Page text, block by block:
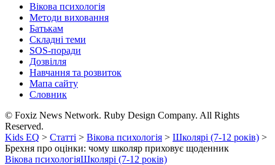
Вікова психологія
Методи виховання
Батькам
Складні теми
SOS-поради
Дозвілля
Навчання та розвиток
Мапа сайту
Словник
© Foxiz News Network. Ruby Design Company. All Rights
Reserved.
Kids EQ > Статті > Вікова психологія > Школярі (7-12 років) >
Брехня про оцінки: чому школяр приховує щоденник
Вікова психологіяШколярі (7-12 років)